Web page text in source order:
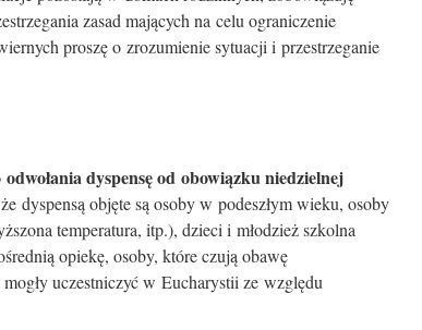
zasad mających na celu ograniczenie
proszę o zrozumienie sytuacji i przestrzeganie
dyspensę od obowiązku niedzielnej
dyspensą objęte są osoby w podeszłym wieku, osoby
temperatura, itp.), dzieci i młodzież szkolna
opiekę, osoby, które czują obawę
uczestniczyć w Eucharystii ze względu